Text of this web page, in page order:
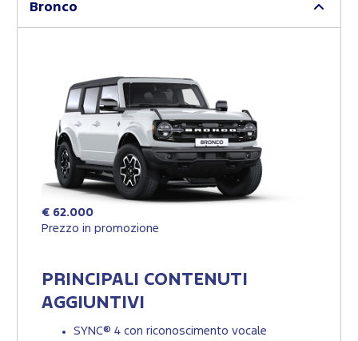
Bronco
€ 62.000
Prezzo in promozione
PRINCIPALI CONTENUTI
AGGIUNTIVI
SYNC® 4 con riconoscimento vocale